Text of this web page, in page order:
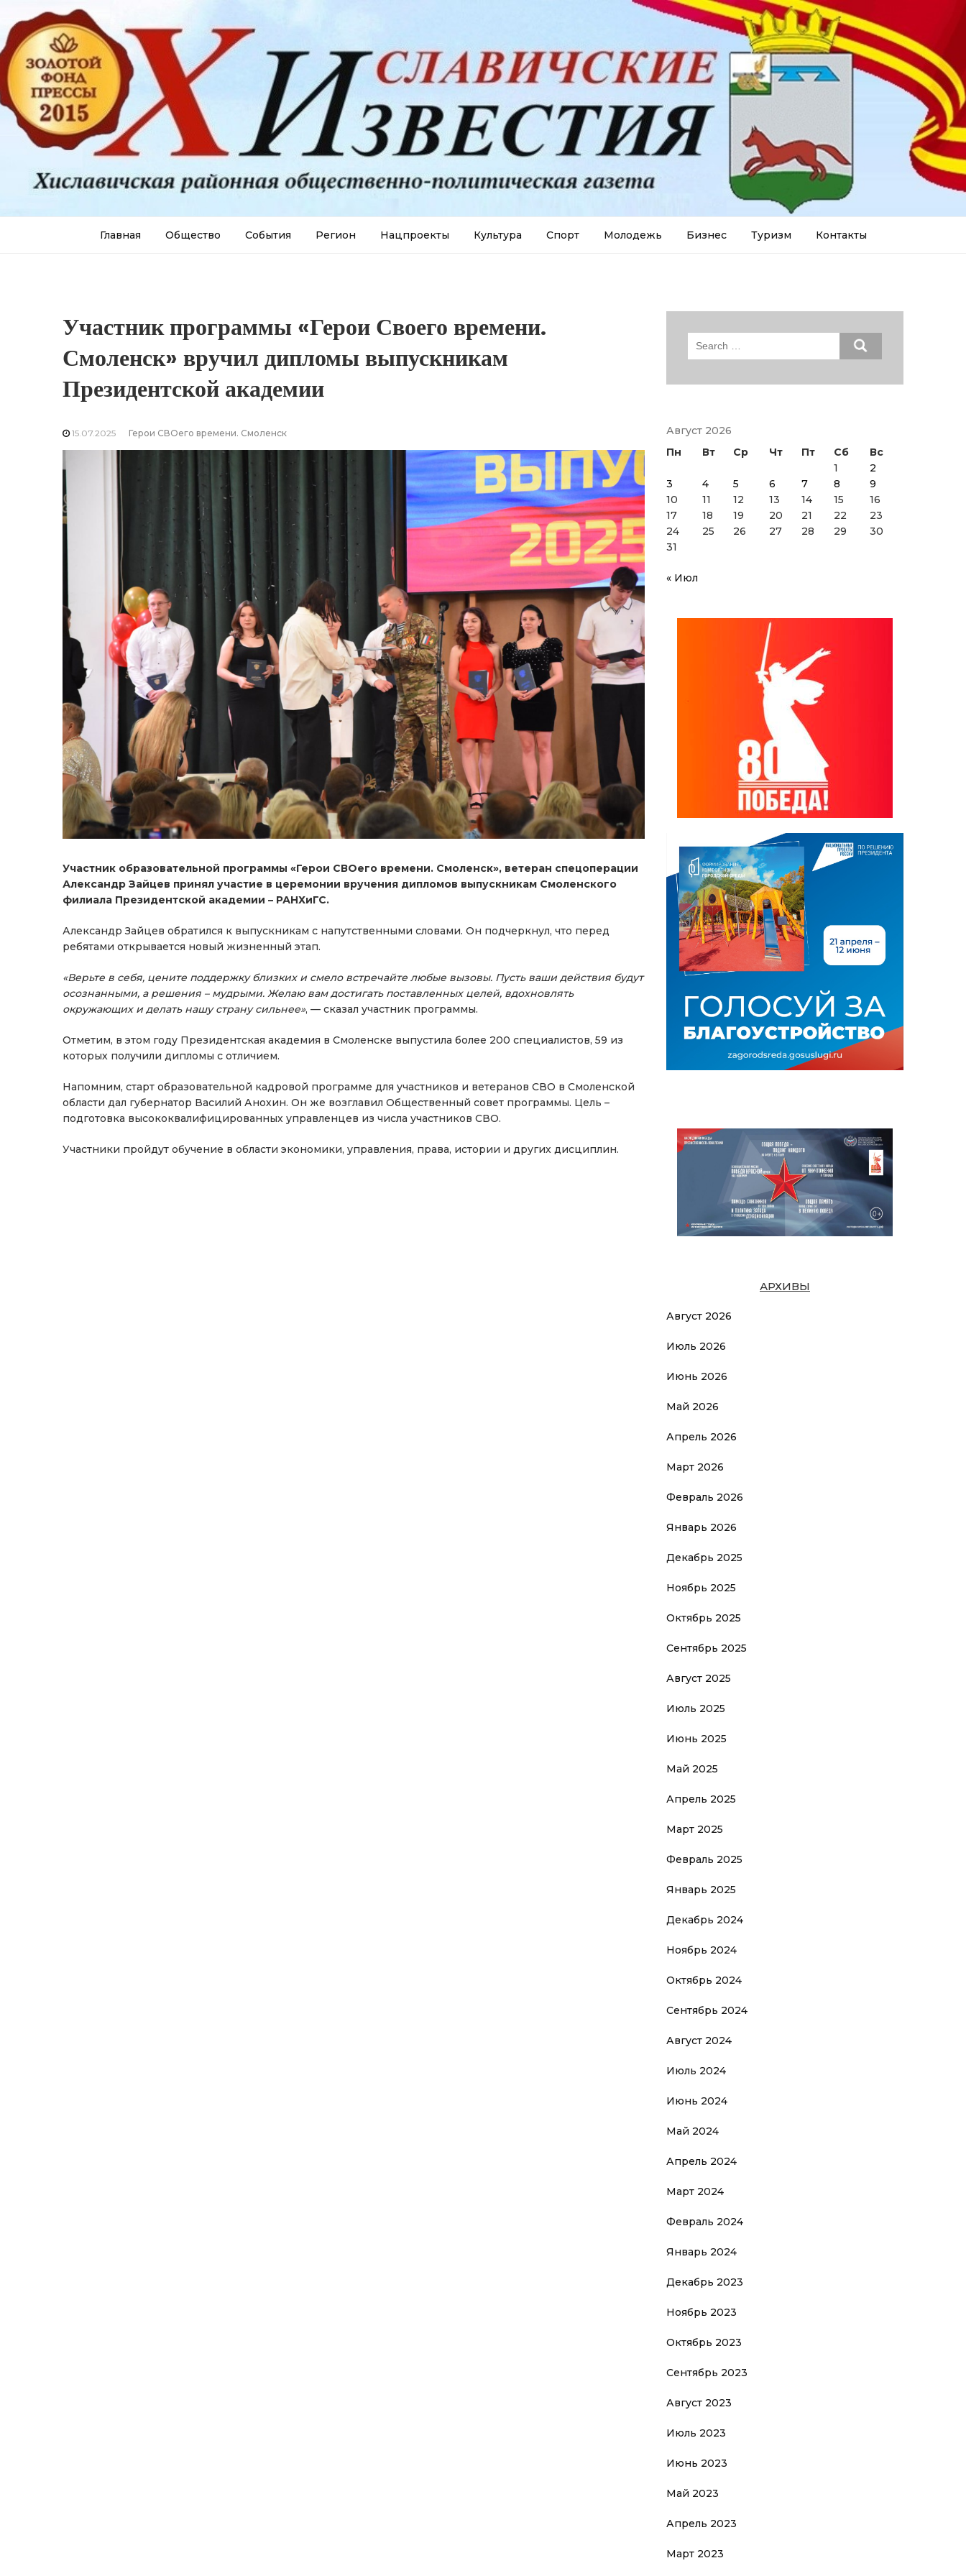
Главная Общество События Регион Нацпроекты Культура Спорт Молодежь Бизнес Туризм Контакты
Участник программы «Герои Своего времени.
Смоленск» вручил дипломы выпускникам
Президентской академии
15.07.2025 Герои СВОего времени. Смоленск
Участник образовательной программы «Герои СВОего времени. Смоленск», ветеран спецоперации
Александр Зайцев принял участие в церемонии вручения дипломов выпускникам Смоленского
филиала Президентской академии – РАНХиГС.
Александр Зайцев обратился к выпускникам с напутственными словами. Он подчеркнул, что перед
ребятами открывается новый жизненный этап.
«Верьте в себя, цените поддержку близких и смело встречайте любые вызовы. Пусть ваши действия будут
осознанными, а решения – мудрыми. Желаю вам достигать поставленных целей, вдохновлять
окружающих и делать нашу страну сильнее», — сказал участник программы.
Отметим, в этом году Президентская академия в Смоленске выпустила более 200 специалистов, 59 из
которых получили дипломы с отличием.
Напомним, старт образовательной кадровой программе для участников и ветеранов СВО в Смоленской
области дал губернатор Василий Анохин. Он же возглавил Общественный совет программы. Цель –
подготовка высококвалифицированных управленцев из числа участников СВО.
Участники пройдут обучение в области экономики, управления, права, истории и других дисциплин.
Search
Август 2026
Пн
Вт Ср Чт Пт Сб
Вс
1
2
3
4 5 6 7 8
9
10
11 12 13 14 15
16
17
18 19 20 21 22
23
24
25 26 27 28 29
30
31
« Июл
АРХИВЫ
Август 2026
Июль 2026
Июнь 2026
Май 2026
Апрель 2026
Март 2026
Февраль 2026
Январь 2026
Декабрь 2025
Ноябрь 2025
Октябрь 2025
Сентябрь 2025
Август 2025
Июль 2025
Июнь 2025
Май 2025
Апрель 2025
Март 2025
Февраль 2025
Январь 2025
Декабрь 2024
Ноябрь 2024
Октябрь 2024
Сентябрь 2024
Август 2024
Июль 2024
Июнь 2024
Май 2024
Апрель 2024
Март 2024
Февраль 2024
Январь 2024
Декабрь 2023
Ноябрь 2023
Октябрь 2023
Сентябрь 2023
Август 2023
Июль 2023
Июнь 2023
Май 2023
Апрель 2023
Март 2023